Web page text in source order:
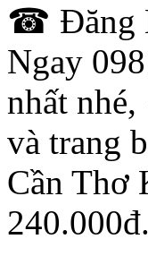
☎ Đăng
Ngay
nhất
và trang
Cần Thơ
240.000đ.